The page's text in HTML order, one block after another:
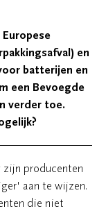
en
batterijen en
een Bevoegde
verder toe.
zijn producenten
aan te wijzen.
die niet